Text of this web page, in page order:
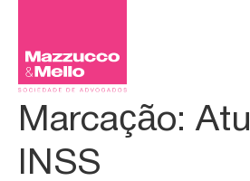
Marcação:
INSS